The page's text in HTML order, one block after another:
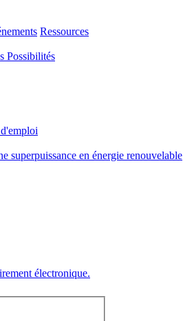
Ressources
Possibilités
superpuissance en énergie renouvelable
électronique.